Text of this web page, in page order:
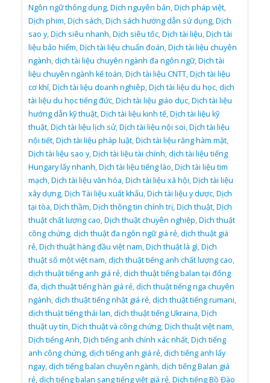
Ngôn ngữ thông dụng,Dịch nguyên bản,Dịch pháp việt,
Dịch phim,Dịch sách,Dịch sách hướng dẫn sử dụng,Dịch
sao y,Dịch siêu nhanh,Dịch siêu tốc,Dịch tài liệu,Dịch tài
liệu bảo hiểm,Dịch tài liệu chuẩn đoán,Dịch tài liệu chuyên
ngành,dịch tài liệu chuyên ngành đa ngôn ngữ,Dịch tài
liệu chuyên ngành kế toán,Dịch tài liệu CNTT,Dịch tài liệu
cơ khí,Dịch tài liệu doanh nghiêp,Dịch tài liệu du học,dịch
tài liệu du học tiếng đức,Dịch tài liệu giáo dục,Dịch tài liệu
hướng dẫn kỹ thuật,Dịch tài liệu kinh tế,Dịch tài liệu kỹ
thuật,Dịch tài liệu lịch sử,Dịch tài liệu nội soi,Dịch tài liệu
nội tiết,Dịch tài liệu pháp luật,Dịch tài liệu răng hàm mặt,
Dịch tài liệu sao y,Dịch tài liệu tài chính,dịch tài liệu tiếng
Hungary lấy nhanh,Dịch tài liệu tiếng lào,Dịch tài liệu tim
mạch,Dịch tài liệu văn hóa,Dịch tài liệu xã hội,Dịch tài liệu
xây dựng,Dịch Tài liệu xuất khẩu,Dịch tài liệu y dược,Dịch
tại tòa,Dịch thầm,Dịch thông tin chính trị,Dịch thuật,Dịch
thuật chất lượng cao,Dịch thuật chuyên nghiệp,Dịch thuật
công chứng,dịch thuật đa ngôn ngữ giá rẻ,dịch thuật giá
rẻ,Dịch thuật hàng đầu việt nam,Dịch thuật là gì,Dịch
thuật số một việt nam,dịch thuật tiếng anh chất lượng cao,
dịch thuật tiếng anh giá rẻ,dịch thuật tiếng balan tại đống
đa,dịch thuật tiếng hàn giá rẻ,dịch thuật tiếng nga chuyên
ngành,dịch thuật tiếng nhật giá rẻ,dịch thuật tiếng rumani,
dịch thuật tiếng thái lan,dịch thuật tiếng Ukraina,Dịch
thuật uy tín,Dịch thuật và công chứng,Dịch thuật việt nam,
Dịch tiếng Anh,Dịch tiếng anh chính xác nhất,Dịch tiếng
anh công chứng,dịch tiếng anh giá rẻ,dịch tiếng anh lấy
ngay,dịch tiếng balan chuyên ngành,dịch tiếng Balan giá
rẻ,dịch tiếng balan sang tiếng việt giá rẻ,Dịch tiếng Bồ Đào